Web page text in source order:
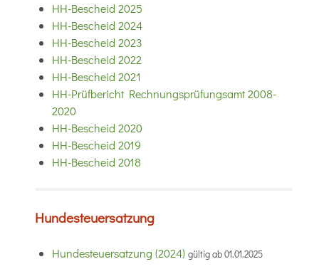
HH-Bescheid 2025
HH-Bescheid 2024
HH-Bescheid 2023
HH-Bescheid 2022
HH-Bescheid 2021
HH-Prüfbericht Rechnungsprüfungsamt 2008-
2020
HH-Bescheid 2020
HH-Bescheid 2019
HH-Bescheid 2018
Hundesteuersatzung
Hundesteuersatzung (2024) gültig ab 01.01.2025